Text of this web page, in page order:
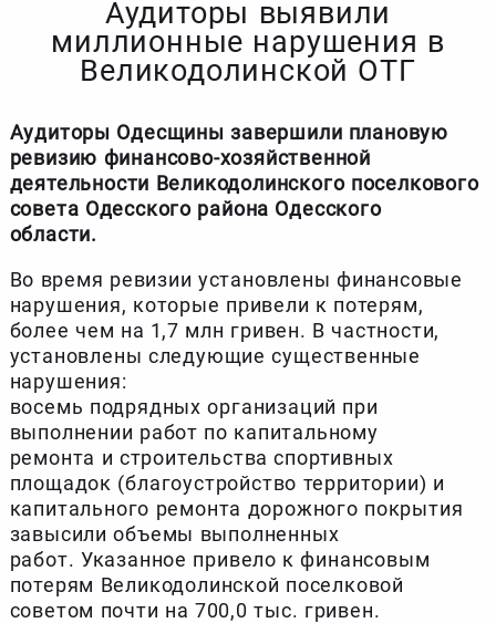
Аудиторы выявили
миллионные нарушения в
Великодолинской ОТГ
Аудиторы Одесщины завершили плановую
ревизию финансово-хозяйственной
деятельности Великодолинского поселкового
совета Одесского района Одесского
области.
Во время ревизии установлены финансовые
нарушения, которые привели к потерям,
более чем на 1,7 млн гривен. В частности,
установлены следующие существенные
нарушения:
восемь подрядных организаций при
выполнении работ по капитальному
ремонта и строительства спортивных
площадок (благоустройство территории) и
капитального ремонта дорожного покрытия
завысили объемы выполненных
работ. Указанное привело к финансовым
потерям Великодолинской поселковой
советом почти на 700,0 тыс. гривен.